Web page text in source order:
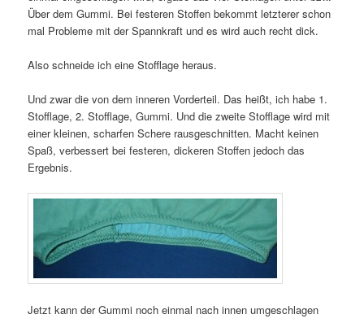
Über dem Gummi. Bei festeren Stoffen bekommt letzterer schon
mal Probleme mit der Spannkraft und es wird auch recht dick.
Also schneide ich eine Stofflage heraus.
Und zwar die von dem inneren Vorderteil. Das heißt, ich habe 1.
Stofflage, 2. Stofflage, Gummi. Und die zweite Stofflage wird mit
einer kleinen, scharfen Schere rausgeschnitten. Macht keinen
Spaß, verbessert bei festeren, dickeren Stoffen jedoch das
Ergebnis.
Jetzt kann der Gummi noch einmal nach innen umgeschlagen